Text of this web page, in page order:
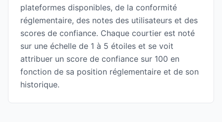
plateformes disponibles, de la conformité
réglementaire, des notes des utilisateurs et des
scores de confiance. Chaque courtier est noté
sur une échelle de 1 à 5 étoiles et se voit
attribuer un score de confiance sur 100 en
fonction de sa position réglementaire et de son
historique.